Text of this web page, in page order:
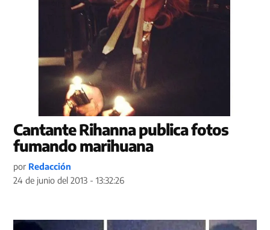
Cantante Rihanna publica fotos
fumando marihuana
por Redacción
24 de junio del 2013 - 13:32:26